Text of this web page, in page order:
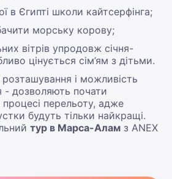
в Єгипті школи кайтсерфінга;
морську корову;
вітрів упродовж січня-
цінується сім’ям з дітьми.
і можливість
дозволяють почати
перельоту, адже
будуть тільки найкращі.
тур в Марса-Алам з ANEX